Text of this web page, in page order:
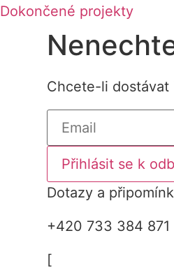
Dokončené projekty
Chcete-li dostávat
Přihlásit se k
Dotazy a
+420 733 384 871
[